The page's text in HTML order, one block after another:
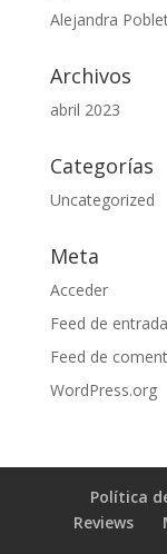
Alejandra
Archivos
abril 2023
Categorías
Uncategorized
Meta
Acceder
Feed de
Feed de
WordPress.org
Política
Reviews